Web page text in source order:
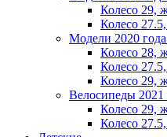
Колесо 29,
Колесо
Модели 2020
Колесо 28,
Колесо
Колесо 29,
Велосипеды
Колесо 29,
Колесо